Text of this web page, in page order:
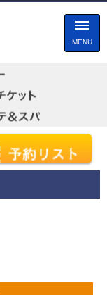
MENU